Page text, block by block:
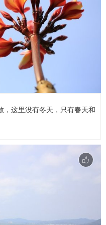
，这里没有冬天，只有春天和